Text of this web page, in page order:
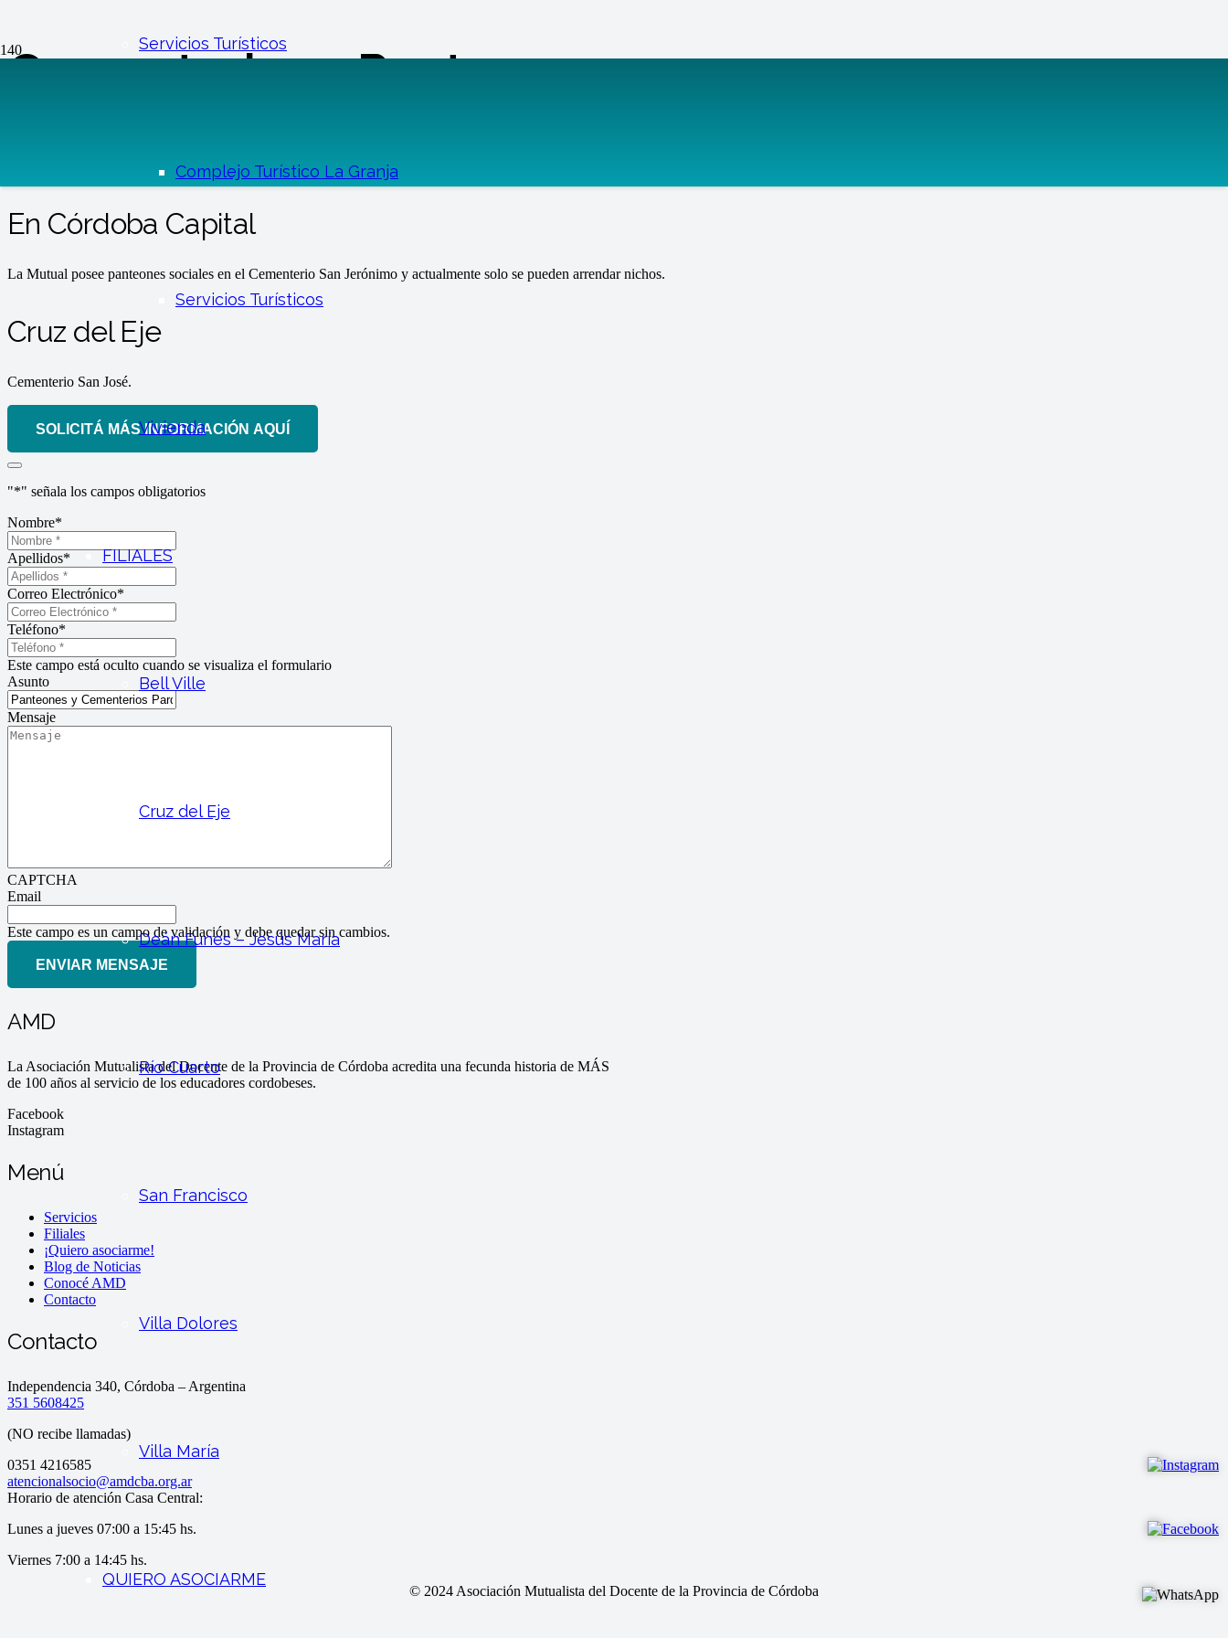
Servicios Turísticos
Complejo Turístico La Granja
Servicios Turísticos
Vivienda
FILIALES
Bell Ville
Cruz del Eje
Deán Funes – Jesús María
Río Cuarto
San Francisco
Villa Dolores
Villa María
QUIERO ASOCIARME
Cementerios y Panteones
En Córdoba Capital
La Mutual posee panteones sociales en el Cementerio San Jerónimo y actualmente solo se pueden arrendar nichos.
Cruz del Eje
Cementerio San José.
SOLICITÁ MÁS INFORMACIÓN AQUÍ
"*" señala los campos obligatorios
Nombre*
Apellidos*
Correo Electrónico*
Teléfono*
Este campo está oculto cuando se visualiza el formulario
Asunto
Mensaje
CAPTCHA
Email
Este campo es un campo de validación y debe quedar sin cambios.
AMD
La Asociación Mutualista del Docente de la Provincia de Córdoba acredita una fecunda historia de MÁS
de 100 años al servicio de los educadores cordobeses.
Facebook
Instagram
Menú
Servicios
Filiales
¡Quiero asociarme!
Blog de Noticias
Conocé AMD
Contacto
Contacto
Independencia 340, Córdoba – Argentina
351 5608425
(NO recibe llamadas)
0351 4216585
atencionalsocio@amdcba.org.ar
Horario de atención Casa Central:
Lunes a jueves 07:00 a 15:45 hs.
Viernes 7:00 a 14:45 hs.
© 2024 Asociación Mutualista del Docente de la Provincia de Córdoba